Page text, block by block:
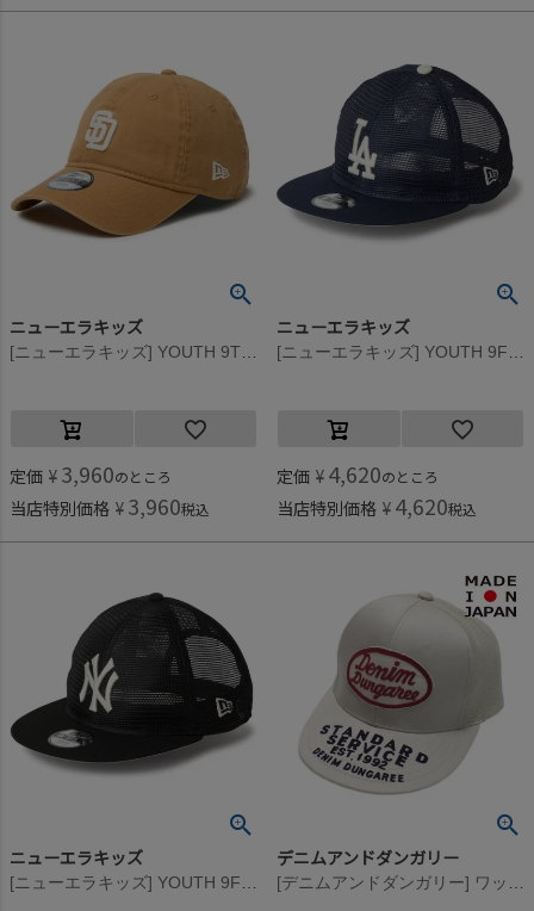
ニューエラキッズ
定価 ¥ 3,960のところ
当店特別価格 ¥ 3,960税込
ニューエラキッズ
定価 ¥ 4,620のところ
当店特別価格 ¥ 4,620税込
ニューエラキッズ デニムアンドダンガリー